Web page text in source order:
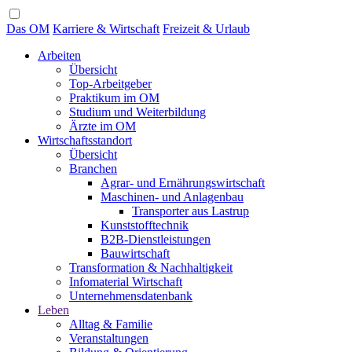
Das OM Karriere & Wirtschaft Freizeit & Urlaub
Arbeiten
Übersicht
Top-Arbeitgeber
Praktikum im OM
Studium und Weiterbildung
Ärzte im OM
Wirtschaftsstandort
Übersicht
Branchen
Agrar- und Ernährungswirtschaft
Maschinen- und Anlagenbau
Transporter aus Lastrup
Kunststofftechnik
B2B-Dienstleistungen
Bauwirtschaft
Transformation & Nachhaltigkeit
Infomaterial Wirtschaft
Unternehmensdatenbank
Leben
Alltag & Familie
Veranstaltungen